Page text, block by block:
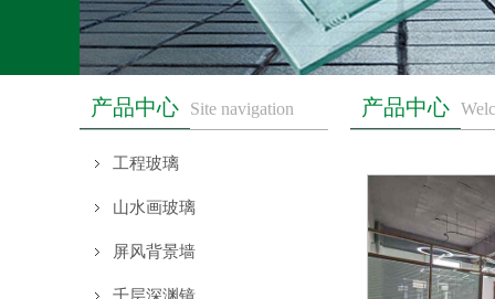
产品中心 Site navigation
工程玻璃
山水画玻璃
屏风背景墙
产品中心